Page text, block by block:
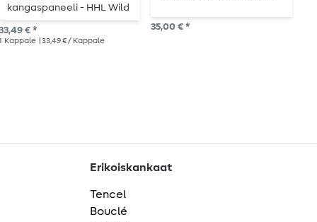
kangaspaneeli - HHL Wild
XMAS 2025
adventtikalenteri
€ *
Kappale | 33,49 € / Kappale
35,00 € *
Erikoiskankaat
Tencel
Bouclé